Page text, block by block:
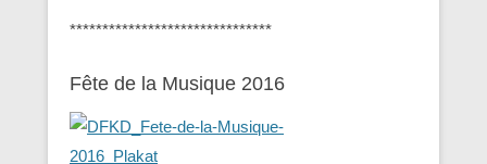
*******************************
Fête de la Musique 2016